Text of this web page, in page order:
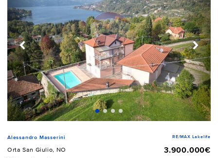
Alessandro Masserini RE/MAX Lakelife
Orta San Giulio, NO
3.900.000€